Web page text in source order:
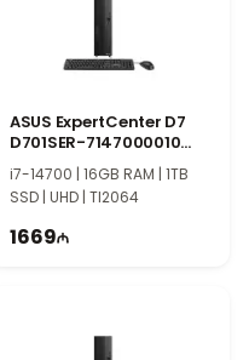
ASUS ExpertCenter D7
D701SER-7147000010
90PF05N1-M000S0
i7-14700 | 16GB RAM | 1TB
SSD | UHD | TI2064
1669